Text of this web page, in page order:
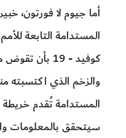
أما جيوم لا فورتون،
المستدامة التابعة
كوفيد - 19
المستدامة تُقدم خريطة
سيتحقق بالمعلومات